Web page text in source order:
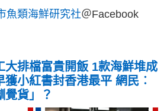
魚類海鮮研究社＠Facebook
大排檔富貴開飯 1款海鮮堆成
小紅書封香港最平 網民︰
覺貨」？